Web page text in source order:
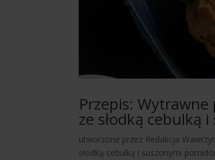
Przepis:
ze słodką cebulką
utworzone przez Redakcja
słodką cebulką i suszonymi